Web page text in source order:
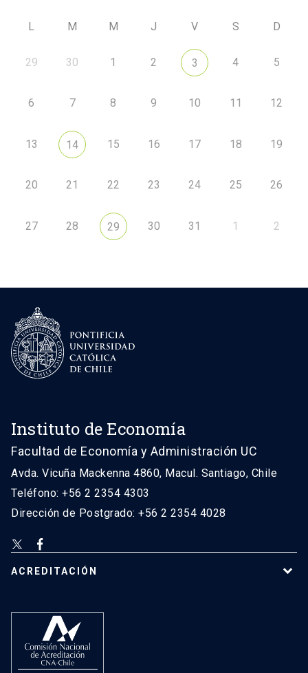
L M M J V S D
29 30 1 2 3 4 5
6 7 8 9 10 11 12
13 14 15 16 17 18 19
20 21 22 23 24 25 26
27 28 29 30 31 1 2
Instituto de Economía
Facultad de Economía y Administración UC
Avda. Vicuña Mackenna 4860, Macul. Santiago, Chile
Teléfono: +56 2 2354 4303
Dirección de Postgrado: +56 2 2354 4028
ACREDITACIÓN